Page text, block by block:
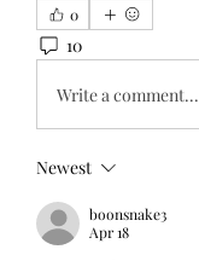
0
10
Write a comment...
Newest
boonsnake3
Apr 18